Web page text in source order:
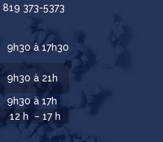
819 373-5373
9h30 à 17h30
9h30 à 21h
9h30 à 17h
12 h – 17 h